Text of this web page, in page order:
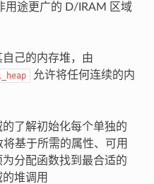
用途更广的 D/IRAM 区域
己的内存堆，由
允许将任何连续的内
了解初始化每个单独的
基于所需的属性、可用
分配函数找到最合适的
堆调用